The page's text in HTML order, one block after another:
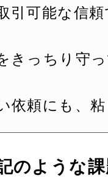
可能な信頼
っちり守っ
頼にも、粘
のような